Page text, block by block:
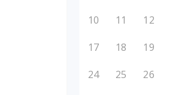
10 11 12
17 18 19
24 25 26